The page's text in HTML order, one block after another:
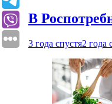
В
3 года спустя2 года